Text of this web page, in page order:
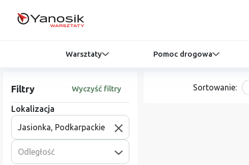
Warsztaty Pomoc drogowa
Filtry Wyczyść filtry
Lokalizacja
Odległość
Sortowanie: